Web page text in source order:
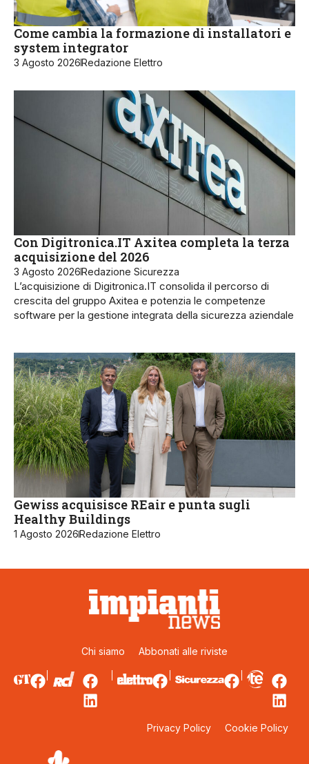
Come cambia la formazione di installatori e
system integrator
3 Agosto 2026Redazione Elettro
Con Digitronica.IT Axitea completa la terza
acquisizione del 2026
3 Agosto 2026Redazione Sicurezza
L’acquisizione di Digitronica.IT consolida il percorso di
crescita del gruppo Axitea e potenzia le competenze
software per la gestione integrata della sicurezza aziendale
Gewiss acquisisce REair e punta sugli
Healthy Buildings
1 Agosto 2026Redazione Elettro
Chi siamo Abbonati alle riviste
Privacy Policy Cookie Policy